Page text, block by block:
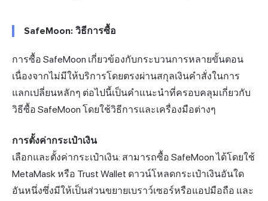
SafeMoon: วิธีการซื้อ
การซื้อ SafeMoon เกี่ยวข้องกับกระบวนการหลายขั้นตอน
เนื่องจากไม่มีให้บริการโดยตรงผ่านสกุลเงินคำสั่งในการ
แลกเปลี่ยนหลักๆ ต่อไปนี้เป็นคำแนะนำที่ครอบคลุมเกี่ยวกับ
วิธีซื้อ SafeMoon โดยใช้วิธีการและเครื่องมือต่างๆ
การตั้งค่ากระเป๋าเงิน
เลือกและตั้งค่ากระเป๋าเงิน: สามารถซื้อ SafeMoon ได้โดยใช้
MetaMask หรือ Trust Wallet ดาวน์โหลดกระเป๋าเงินอันใด
อันหนึ่งซึ่งมีให้เป็นส่วนขยายเบราว์เซอร์หรือแอปมือถือ และ